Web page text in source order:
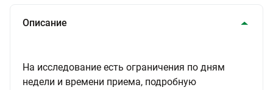
Описание
На исследование есть ограничения по дням
недели и времени приема, подробную